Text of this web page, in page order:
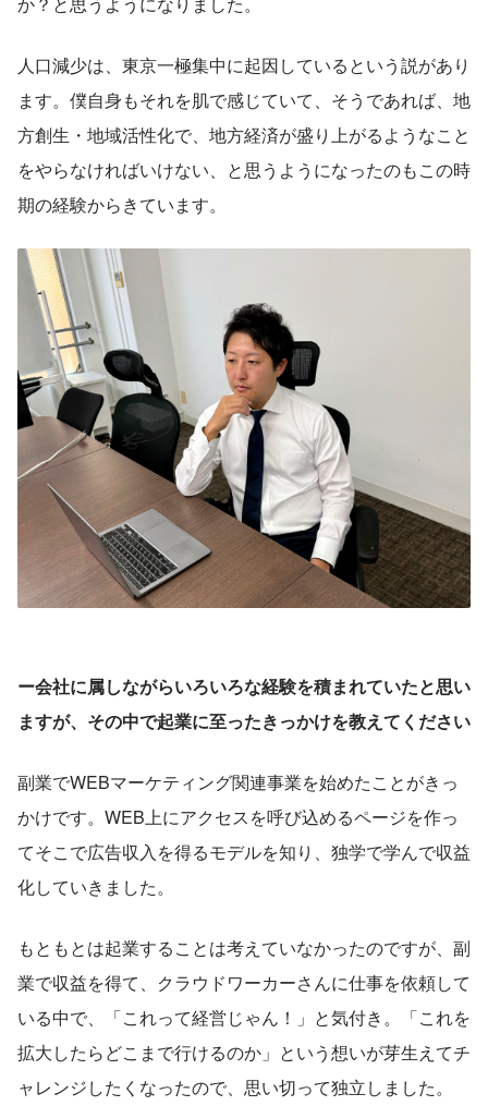
人口減少は、東京一極集中に起因しているという説があり
ます。僕自身もそれを肌で感じていて、そうであれば、地
方創生・地域活性化で、地方経済が盛り上がるようなこと
をやらなければいけない、と思うようになったのもこの時
期の経験からきています。
ー会社に属しながらいろいろな経験を積まれていたと思い
ますが、その中で起業に至ったきっかけを教えてください
副業でWEBマーケティング関連事業を始めたことがきっ
かけです。WEB上にアクセスを呼び込めるページを作っ
てそこで広告収入を得るモデルを知り、独学で学んで収益
化していきました。
もともとは起業することは考えていなかったのですが、副
業で収益を得て、クラウドワーカーさんに仕事を依頼して
いる中で、「これって経営じゃん！」と気付き。「これを
拡大したらどこまで行けるのか」という想いが芽生えてチ
ャレンジしたくなったので、思い切って独立しました。